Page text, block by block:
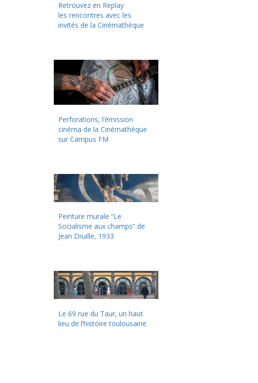
Retrouvez en Replay
les rencontres avec les
invités de la Cinémathèque
Perforations, l’émission
cinéma de la Cinémathèque
sur Campus FM
Peinture murale “Le
Socialisme aux champs” de
Jean Druille, 1933
Le 69 rue du Taur, un haut
lieu de l’histoire toulousaine